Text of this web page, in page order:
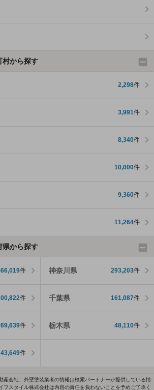
村から探す
2,298件
3,991件
8,340件
10,000件
9,360件
11,264件
県から探す
件 神奈川県 293,203件
件 千葉県 161,087件
69,639件 栃木県 48,110件
43,649件
産会社、外壁塗装業者の情報は検索パートナーが提供している情
フスタイル株式会社は内容の責任を負わないことを予めご了承く